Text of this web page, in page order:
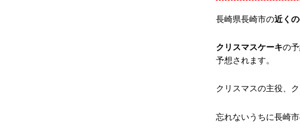
長崎県長崎市の近く
クリスマスケーキの
予想されます。
クリスマスの主役、
忘れないうちに長崎